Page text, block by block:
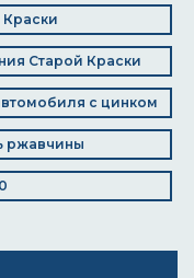
Старой Краски
с цинком
ржавчины